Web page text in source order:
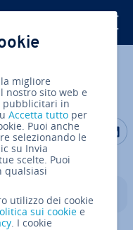
Condividi
si­gni­fi­ca­ti­va­
migliore
nostro sito web e
pubblicitari in
Accetta tutto per
Puoi anche
selezionando le
su Invia
scelte. Puoi
qualsiasi
utilizzo dei cookie
sui cookie e
. I cookie